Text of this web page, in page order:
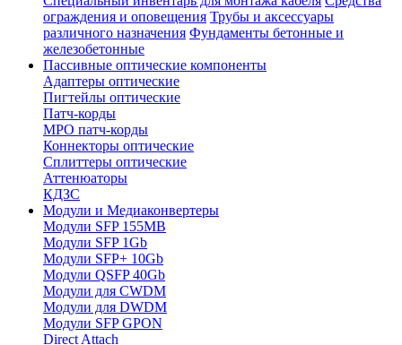
ограждения и оповещения Трубы и аксессуары
различного назначения Фундаменты бетонные и
железобетонные
Пассивные оптические компоненты
Адаптеры оптические
Пигтейлы оптические
Патч-корды
MPO патч-корды
Коннекторы оптические
Сплиттеры оптические
Аттенюаторы
КДЗС
Модули и Медиаконвертеры
Модули SFP 155MB
Модули SFP 1Gb
Модули SFP+ 10Gb
Модули QSFP 40Gb
Модули для CWDM
Модули для DWDM
Модули SFP GPON
Direct Attach